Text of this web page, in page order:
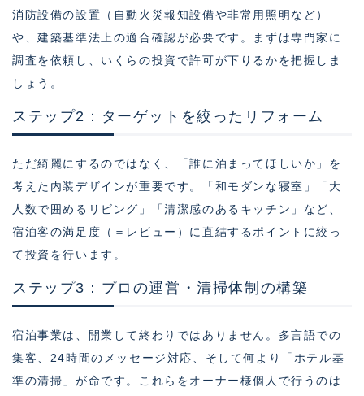
消防設備の設置（自動火災報知設備や非常用照明など）
や、建築基準法上の適合確認が必要です。まずは専門家に
調査を依頼し、いくらの投資で許可が下りるかを把握しま
しょう。
ステップ2：ターゲットを絞ったリフォーム
ただ綺麗にするのではなく、「誰に泊まってほしいか」を
考えた内装デザインが重要です。「和モダンな寝室」「大
人数で囲めるリビング」「清潔感のあるキッチン」など、
宿泊客の満足度（＝レビュー）に直結するポイントに絞っ
て投資を行います。
ステップ3：プロの運営・清掃体制の構築
宿泊事業は、開業して終わりではありません。多言語での
集客、24時間のメッセージ対応、そして何より「ホテル基
準の清掃」が命です。これらをオーナー様個人で行うのは